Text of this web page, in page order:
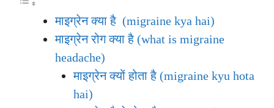
माइग्रेन क्या है (migraine kya hai)
माइग्रेन रोग क्या है (what is migraine
headache)
माइग्रेन क्यों होता है (migraine kyu hota
hai)